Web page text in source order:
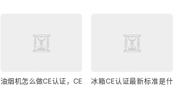
油烟机怎么做CE认证，CE
冰箱CE认证最新标准是什